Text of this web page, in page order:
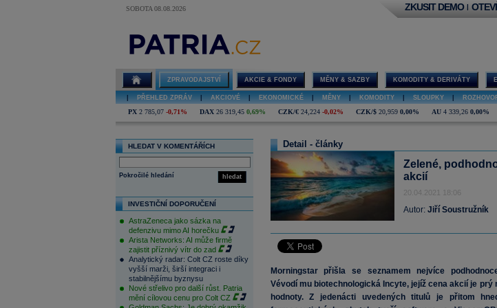
SOBOTA 08.08.2026 ZKUSIT DEMO |
ZPRAVODAJSTVÍ AKCIE & FONDY MĚNY & SAZBY KOMODITY & DERIVÁTY
PŘEHLED ZPRÁV AKCIOVÉ EKONOMICKÉ MĚNY KOMODITY SLOUPKY
PX 2 785,07 -0,71% DAX 26 319,45 0,69% CZK/€ 24,224 -0,02% CZK/$ 20,959 0,00% AU 4 339,26 0,00%
HLEDAT V KOMENTÁŘÍCH
hledat
Pokročilé hledání
INVESTIČNÍ DOPORUČENÍ
AstraZeneca jako sázka na
defenzivu mimo AI horečku
Arista Networks: AI může firmě
zajistit příznivý vítr do zad
Analytický radar: Colt CZ roste díky
vyšší marži, širší integraci i
stabilnějšímu byznysu
Nové střelivo pro další růst. Patria
mění cílovou cenu pro Colt CZ
Detail - články
Zelené,
akcií
20.04.2021 18:06
Autor: Jiří Soustružník
Morningstar přišla se seznamem nejvíce
Vévodí mu biotechnologická Incyte, jejíž cena akcií je prý
hodnoty. Z jedenácti uvedených titulů je přitom